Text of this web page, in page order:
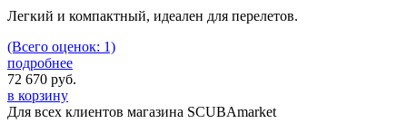
Легкий и компактный, идеален для перелетов.
(Всего оценок: 1)
подробнее
72 670 руб.
в корзину
Для всех клиентов магазина SCUBAmarket